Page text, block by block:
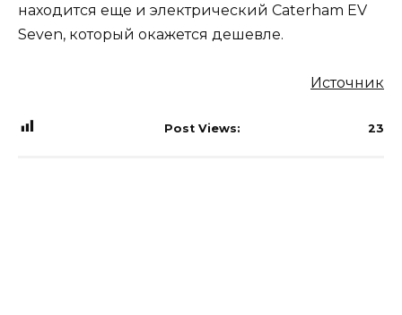
находится еще и электрический Caterham EV
Seven, который окажется дешевле.
Источник
Post Views: 23